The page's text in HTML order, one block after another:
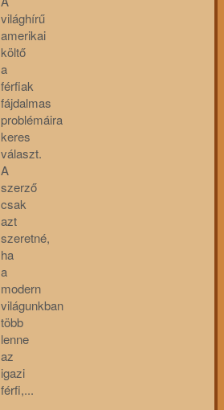
világhírű
amerikai
költő
a
férfiak
fájdalmas
problémáira
keres
választ.
A
szerző
csak
azt
szeretné,
ha
a
modern
világunkban
több
lenne
az
igazi
férfi,...